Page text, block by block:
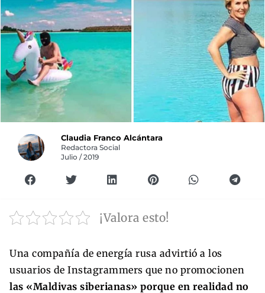
Claudia Franco Alcántara
Redactora Social
Julio / 2019
¡Valora esto!
Una compañía de energía rusa advirtió a los
usuarios de Instagrammers que no promocionen
las «Maldivas siberianas» porque en realidad no